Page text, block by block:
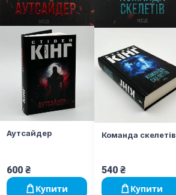
Аутсайдер
600 ₴
Купити
Команда скелетів
540 ₴
Купити